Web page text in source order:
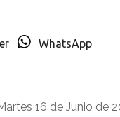
WhatsApp
16 de Junio de